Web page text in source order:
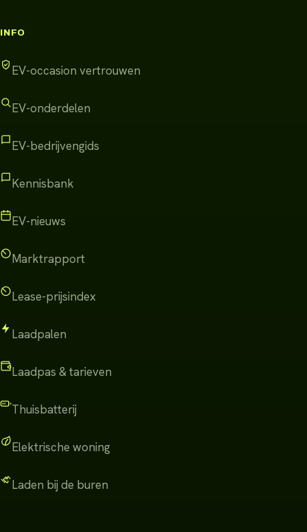
INFO
EV-occasion vertrouwen
EV-onderdelen
EV-bedrijvengids
Kennisbank
EV-nieuws
Marktrapport
Lease-prijsindex
Laadpalen
Laadpas & tarieven
Thuisbatterij
Elektrische woning
Laden bij de buren